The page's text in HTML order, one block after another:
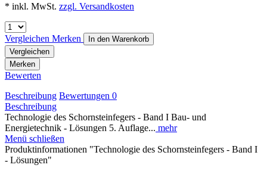
* inkl. MwSt. zzgl. Versandkosten
Vergleichen Merken In den Warenkorb
Vergleichen
Merken
Bewerten
Beschreibung Bewertungen 0
Beschreibung
Technologie des Schornsteinfegers - Band I Bau- und
Energietechnik - Lösungen 5. Auflage... mehr
Menü schließen
Produktinformationen "Technologie des Schornsteinfegers - Band I
- Lösungen"